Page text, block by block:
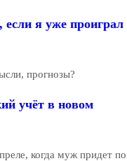
если я уже проиграл
прогнозы?
учёт в новом
когда муж придет по